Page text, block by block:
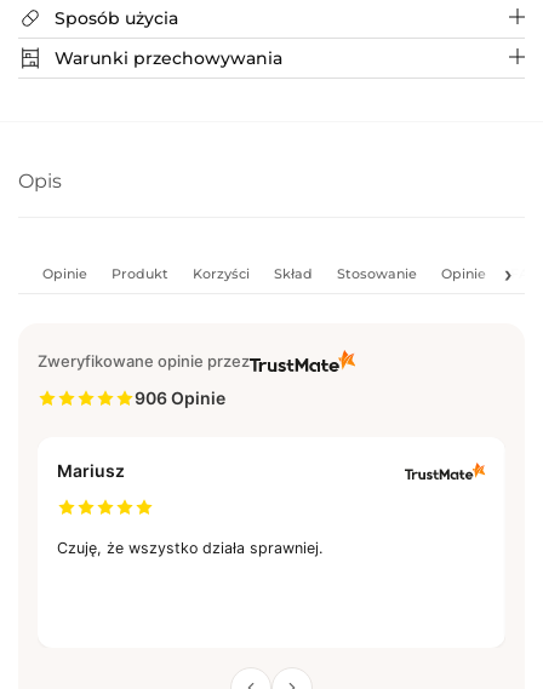
Regulacja stresu
Wpływ na funkcje poznawcze
Regulacja hormonów
Lacticaseibacillus rhamnosus LRa05
Bifidobacterium longum subsp. longum BL21
Lactobacillus helveticus LH76
Bifidobacterium longum subsp. infantis BI45
Limosilactobacillus fermentum LF61
Dowiedz się więcej
Sposób użycia
Zalecane spożycie: 1 kapsułka dziennie na czczo. Popić
wodą.
Warunki przechowywania
Opis
Opinie Produkt Korzyści Skład Stosowanie Opinie FAQ
Zweryfikowane opinie przez
906 Opinie
Mariusz
Czuję, że wszystko działa sprawniej.